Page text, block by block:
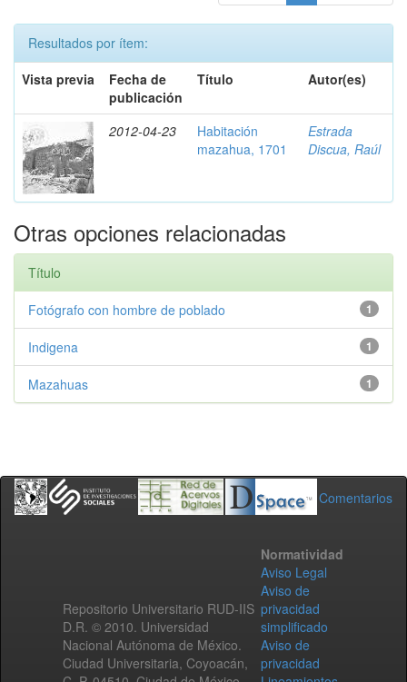
Resultados por ítem:
Vista previa
Fecha de
publicación
Título Autor(es)
2012-04-23
Habitación
mazahua, 1701
Estrada
Discua, Raúl
Otras opciones relacionadas
Título
1
Fotógrafo con hombre de poblado
1
Indigena
1
Mazahuas
Comentarios
Repositorio Universitario RUD-IIS
D.R. © 2010. Universidad
Nacional Autónoma de México.
Ciudad Universitaria, Coyoacán,
Normatividad
Aviso Legal
Aviso de
privacidad
simplificado
Aviso de
privacidad